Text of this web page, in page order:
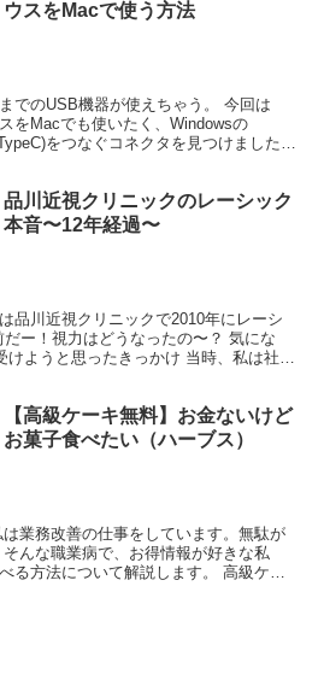
ウスをMacで使う方法
でのUSB機器が使えちゃう。 今回は
をMacでも使いたく、Windowsの
をつなぐコネクタを見つけました。
品川近視クリニックのレーシック
本音〜12年経過〜
品川近視クリニックで2010年にレーシ
ー！視力はどうなったの〜？ 気にな
けようと思ったきっかけ 当時、私は社会
【高級ケーキ無料】お金ないけど
お菓子食べたい（ハーブス）
業務改善の仕事をしています。無駄が
んな職業病で、お得情報が好きな私
る方法について解説します。 高級ケー